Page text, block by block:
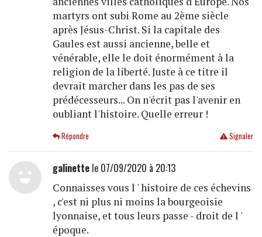
martyrs ont subi Rome au 2ème siècle
après Jésus-Christ. Si la capitale des
Gaules est aussi ancienne, belle et
vénérable, elle le doit énormément à la
religion de la liberté. Juste à ce titre il
devrait marcher dans les pas de ses
prédécesseurs... On n'écrit pas l'avenir en
oubliant l'histoire. Quelle erreur !
Signaler
Répondre
galinettele 07/09/2020 à 20:13
Connaisses vous l ' histoire de ces échevins
, c'est ni plus ni moins la bourgeoisie
lyonnaise, et tous leurs passe - droit de l '
époque.